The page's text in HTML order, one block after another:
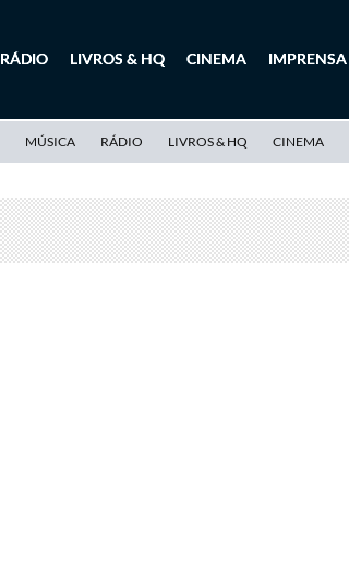
RÁDIO LIVROS & HQ CINEMA IMPRENSA
MÚSICA RÁDIO LIVROS & HQ CINEMA